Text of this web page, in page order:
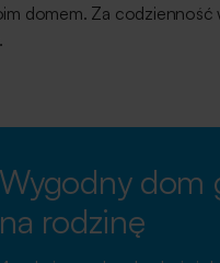
domem. Za codzienność
Wygodny dom
na rodzinę